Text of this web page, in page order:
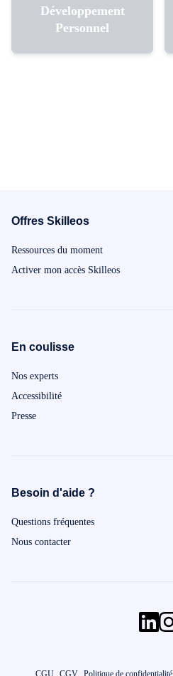
Développement
Personnel
Offres Skilleos
Ressources du moment
Activer mon accès Skilleos
En coulisse
Nos experts
Accessibilité
Presse
Besoin d'aide ?
Questions fréquentes
Nous contacter
CGU CGV Politique de confidentialité